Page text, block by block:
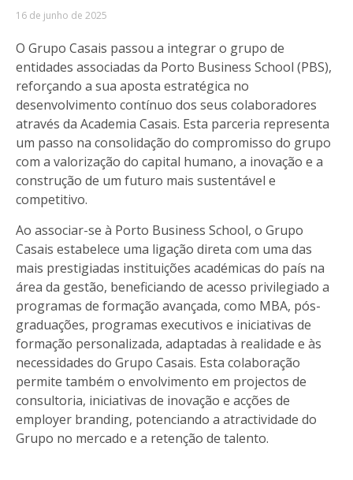
16 de junho de 2025
O Grupo Casais passou a integrar o grupo de
entidades associadas da Porto Business School (PBS),
reforçando a sua aposta estratégica no
desenvolvimento contínuo dos seus colaboradores
através da Academia Casais. Esta parceria representa
um passo na consolidação do compromisso do grupo
com a valorização do capital humano, a inovação e a
construção de um futuro mais sustentável e
competitivo.
Ao associar-se à Porto Business School, o Grupo
Casais estabelece uma ligação direta com uma das
mais prestigiadas instituições académicas do país na
área da gestão, beneficiando de acesso privilegiado a
programas de formação avançada, como MBA, pós-
graduações, programas executivos e iniciativas de
formação personalizada, adaptadas à realidade e às
necessidades do Grupo Casais. Esta colaboração
permite também o envolvimento em projectos de
consultoria, iniciativas de inovação e acções de
employer branding, potenciando a atractividade do
Grupo no mercado e a retenção de talento.